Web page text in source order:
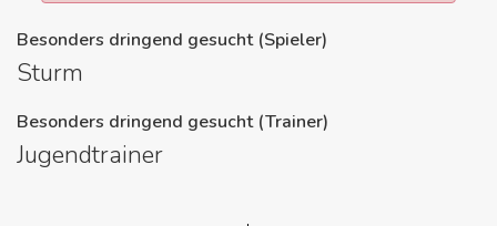
Besonders dringend gesucht (Spieler)
Sturm
Besonders dringend gesucht (Trainer)
Jugendtrainer